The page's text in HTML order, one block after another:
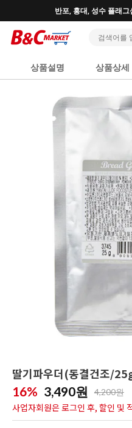
♥ 회원가입 특
상품설명 상품상세
딸기파우더(동결건조/
16% 3,490원 4,200원
사업자회원은 로그인 후, 할인 및